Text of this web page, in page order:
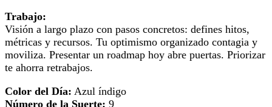
Trabajo:
Visión a largo plazo con pasos concretos: defines hitos,
métricas y recursos. Tu optimismo organizado contagia y
moviliza. Presentar un roadmap hoy abre puertas. Priorizar
te ahorra retrabajos.
Color del Día: Azul índigo
Número de la Suerte: 9